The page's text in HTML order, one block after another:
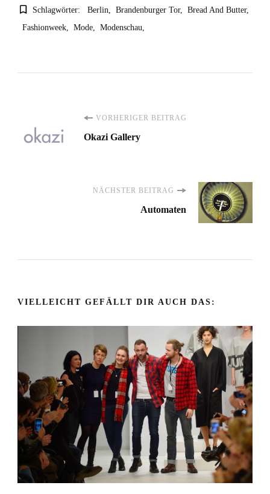
Schlagwörter: Berlin Brandenburger Tor
Bread And Butter
Fashionweek
Mode Modenschau
Beitragsnavigation
VORHERIGER BEITRAG
Okazi Gallery
NÄCHSTER BEITRAG
Automaten
VIELLEICHT GEFÄLLT DIR AUCH DAS: